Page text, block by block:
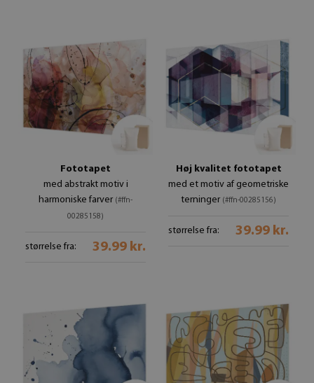
Fototapet
med abstrakt motiv i
harmoniske farver (#ffn-
00285158)
størrelse fra: 39.99 kr.
Høj kvalitet fototapet
med et motiv af geometriske
terninger (#ffn-00285156)
størrelse fra: 39.99 kr.